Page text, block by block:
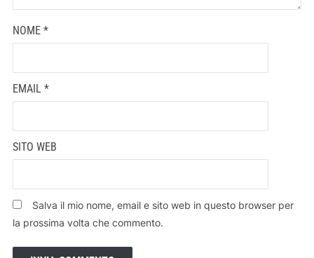
NOME *
EMAIL *
SITO WEB
Salva il mio nome, email e sito web in questo browser per
la prossima volta che commento.